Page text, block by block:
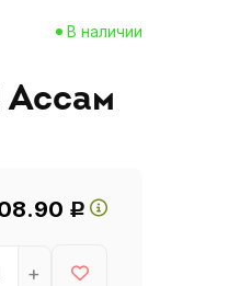
В наличии
Р
+